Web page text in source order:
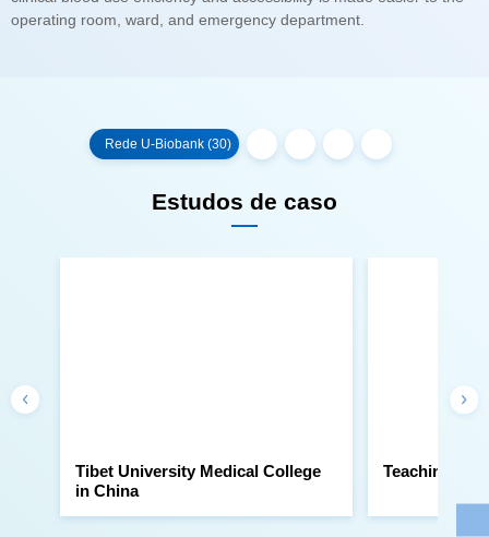
operating room, ward, and emergency department.
Rede U-Biobank (30)
Estudos de caso
in China
Teaching